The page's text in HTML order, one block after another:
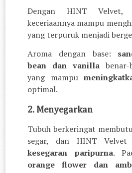
Dengan HINT Velvet,
keceriaannya mampu
yang terpuruk menjadi
Aroma dengan base:
bean dan vanilla
yang mampu
optimal.
2. Menyegarkan
Tubuh berkeringat
segar, dan HINT Velvet
kesegaran paripurna.
orange flower dan